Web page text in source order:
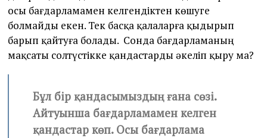
осы бағдарламамен келгендіктен көшуге
болмайды екен. Тек басқа қалаларға қыдырып
барып қайтуға болады. Сонда бағдарламаның
мақсаты солтүстікке қандастарды әкеліп қыру ма?
Бұл бір қандасымыздың ғана сөзі.
Айтуынша бағдарламамен келген
қандастар көп. Осы бағдарлама